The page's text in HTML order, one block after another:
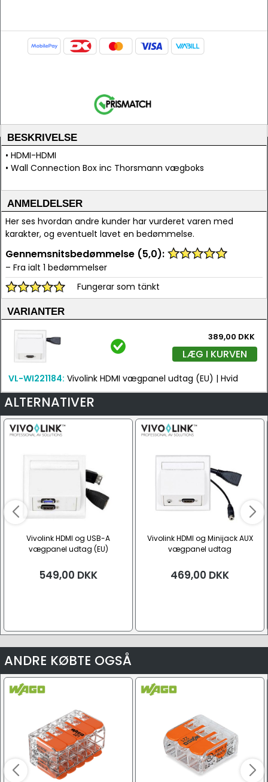
BESKRIVELSE
• HDMI-HDMI
• Wall Connection Box inc Thorsmann vægboks
ANMELDELSER
Her ses hvordan andre kunder har vurderet varen med
karakter, og eventuelt lavet en bedømmelse.
Gennemsnitsbedømmelse (5,0):
– Fra ialt 1 bedømmelser
Fungerar som tänkt
VARIANTER
389,00 DKK
LÆG I KURVEN
VL-WI221184: Vivolink HDMI vægpanel udtag (EU) | Hvid
ALTERNATIVER
Vivolink HDMI og USB-A
vægpanel udtag (EU)
549,00 DKK
Vivolink HDMI og Minijack AUX
vægpanel udtag
469,00 DKK
ANDRE KØBTE OGSÅ